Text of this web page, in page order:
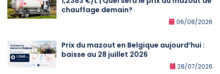
chauffage demain?
06/08/2026
Prix du mazout en Belgique aujourd’hui :
baisse au 28 juillet 2026
28/07/2026